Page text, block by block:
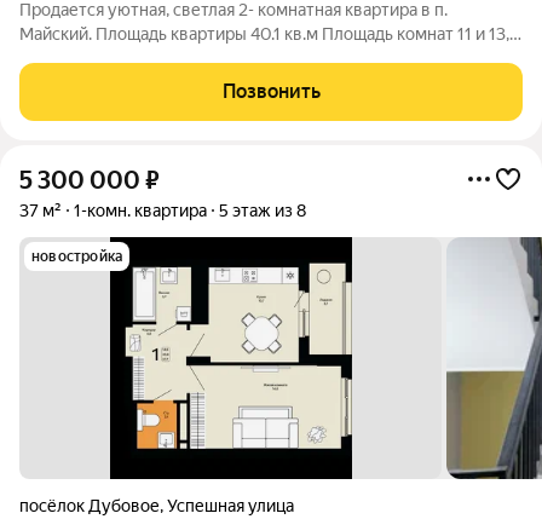
Продается уютная, светлая 2- комнатная квартира в п.
Майский. Площадь квартиры 40.1 кв.м Площадь комнат 11 и 13,8
4-этажного дома. В квартире имеется газовая колонка. Так же
имеется
Позвонить
5 300 000 ₽
37 м² 1-комн. квартира 5 этаж из 8
новостройка
посёлок Дубовое,Успешная улица